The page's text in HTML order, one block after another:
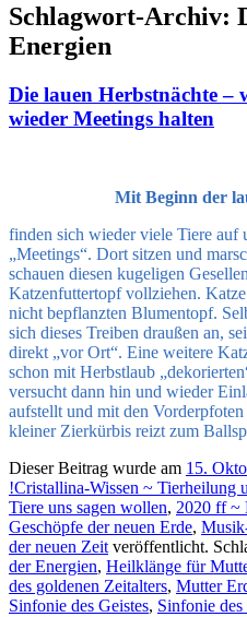
Schlagwort-Archiv:
Energien
Die lauen Herbstnächte –
wieder Meetings halten
Mit Beginn der
finden sich wieder viele Tiere auf
„Meetings“. Dort sitzen und
schauen diesen kugeligen
Katzenfuttertopf vollziehen.
nicht bepflanzten Blumentopf.
sich dieses Treiben draußen an,
direkt „vor Ort“. Eine weitere
schon mit Herbstlaub
versucht dann hin und wieder
aufstellt und mit den
kleiner Zierkürbis reizt zum
Dieser Beitrag wurde am 15.
!Cristallina-Wissen ~ Tierheilung
Tiere uns sagen wollen, 2020 ff ~
Geschöpfe der neuen Erde,
der neuen Zeit veröffentlicht.
der Energien, Heilklänge für
des goldenen Zeitalters, Mutter
Sinfonie des Geistes, Sinfonie